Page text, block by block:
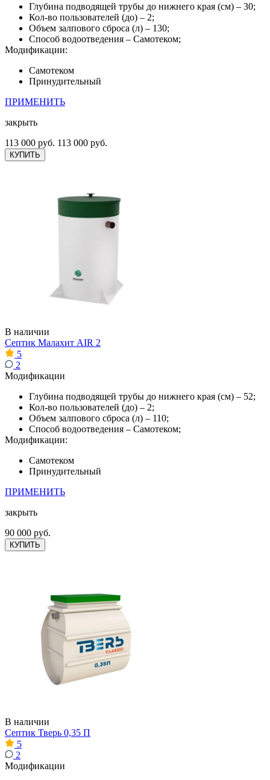
Глубина подводящей трубы до нижнего края (см) – 30;
Кол-во пользователей (до) – 2;
Объем залпового сброса (л) – 130;
Способ водоотведения – Самотеком;
Модификации:
Самотеком
Принудительный
ПРИМЕНИТЬ
закрыть
113 000 руб. 113 000 руб.
КУПИТЬ
В наличии
Септик Малахит AIR 2
5
2
Модификации
Глубина подводящей трубы до нижнего края (см) – 52;
Кол-во пользователей (до) – 2;
Объем залпового сброса (л) – 110;
Способ водоотведения – Самотеком;
Модификации:
Самотеком
Принудительный
ПРИМЕНИТЬ
закрыть
90 000 руб.
КУПИТЬ
В наличии
Септик Тверь 0,35 П
5
2
Модификации